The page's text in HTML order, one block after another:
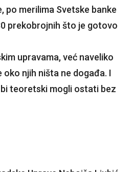
po merilima Svetske banke
prekobrojnih što je gotovo
upravama, već naveliko
njih ništa ne događa. I
teoretski mogli ostati bez